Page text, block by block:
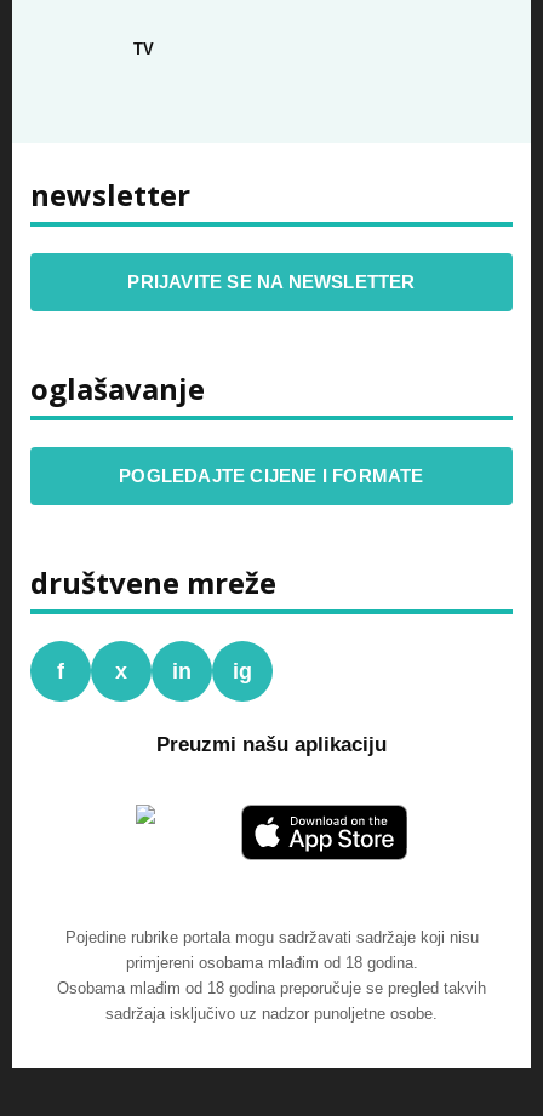
TV
newsletter
PRIJAVITE SE NA NEWSLETTER
oglašavanje
POGLEDAJTE CIJENE I FORMATE
društvene mreže
f x in ig
Preuzmi našu aplikaciju
Pojedine rubrike portala mogu sadržavati sadržaje koji nisu
primjereni osobama mlađim od 18 godina.
Osobama mlađim od 18 godina preporučuje se pregled takvih
sadržaja isključivo uz nadzor punoljetne osobe.